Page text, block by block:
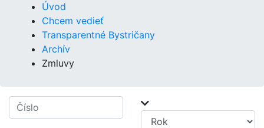
Úvod
Chcem vedieť
Transparentné Bystričany
Archív
Zmluvy